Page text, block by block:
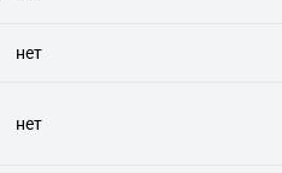
нет
нет